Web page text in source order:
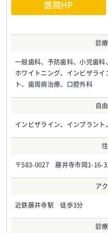
医院HP
診
一般歯科、予防歯科、小児歯科
ホワイトニング、インビザラ
ト、歯周病治療、口腔外科
自
インビザライン、インプラン
〒583-0027 藤井寺市岡1-16-
ア
近鉄藤井寺駅 徒歩3分
診